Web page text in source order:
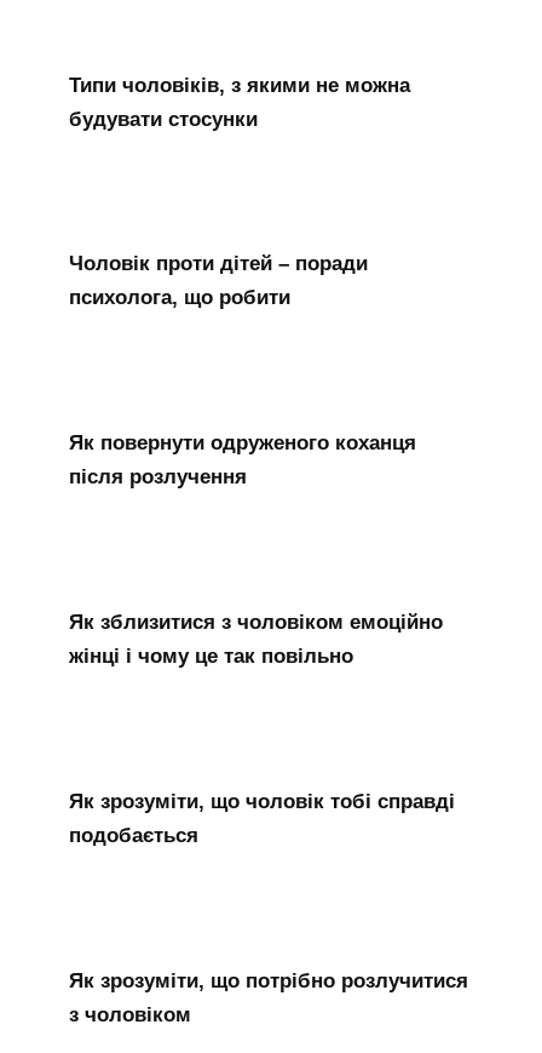
Типи чоловіків, з якими не можна
будувати стосунки
Чоловік проти дітей – поради
психолога, що робити
Як повернути одруженого коханця
після розлучення
Як зблизитися з чоловіком емоційно
жінці і чому це так повільно
Як зрозуміти, що чоловік тобі справді
подобається
Як зрозуміти, що потрібно розлучитися
з чоловіком